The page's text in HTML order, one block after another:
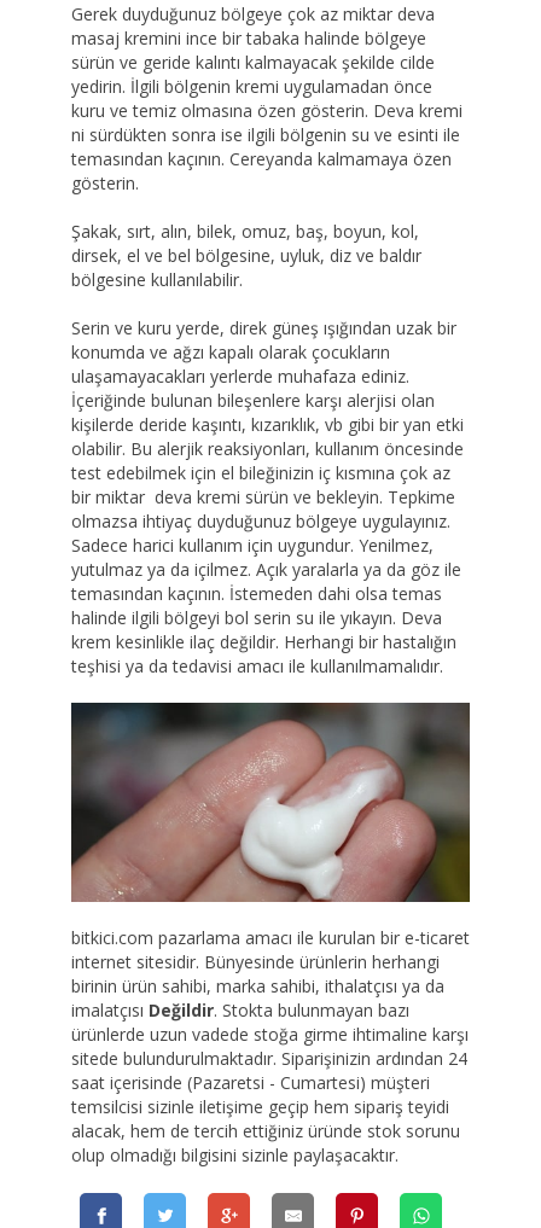
Gerek duyduğunuz bölgeye çok az miktar deva
masaj kremini ince bir tabaka halinde bölgeye
sürün ve geride kalıntı kalmayacak şekilde cilde
yedirin. İlgili bölgenin kremi uygulamadan önce
kuru ve temiz olmasına özen gösterin. Deva kremi
ni sürdükten sonra ise ilgili bölgenin su ve esinti ile
temasından kaçının. Cereyanda kalmamaya özen
gösterin.
Şakak, sırt, alın, bilek, omuz, baş, boyun, kol,
dirsek, el ve bel bölgesine, uyluk, diz ve baldır
bölgesine kullanılabilir.
Serin ve kuru yerde, direk güneş ışığından uzak bir
konumda ve ağzı kapalı olarak çocukların
ulaşamayacakları yerlerde muhafaza ediniz.
İçeriğinde bulunan bileşenlere karşı alerjisi olan
kişilerde deride kaşıntı, kızarıklık, vb gibi bir yan etki
olabilir. Bu alerjik reaksiyonları, kullanım öncesinde
test edebilmek için el bileğinizin iç kısmına çok az
bir miktar deva kremi sürün ve bekleyin. Tepkime
olmazsa ihtiyaç duyduğunuz bölgeye uygulayınız.
Sadece harici kullanım için uygundur. Yenilmez,
yutulmaz ya da içilmez. Açık yaralarla ya da göz ile
temasından kaçının. İstemeden dahi olsa temas
halinde ilgili bölgeyi bol serin su ile yıkayın. Deva
krem kesinlikle ilaç değildir. Herhangi bir hastalığın
teşhisi ya da tedavisi amacı ile kullanılmamalıdır.
bitkici.com pazarlama amacı ile kurulan bir e-ticaret
internet sitesidir. Bünyesinde ürünlerin herhangi
birinin ürün sahibi, marka sahibi, ithalatçısı ya da
imalatçısı Değildir. Stokta bulunmayan bazı
ürünlerde uzun vadede stoğa girme ihtimaline karşı
sitede bulundurulmaktadır. Siparişinizin ardından 24
saat içerisinde (Pazaretsi - Cumartesi) müşteri
temsilcisi sizinle iletişime geçip hem sipariş teyidi
alacak, hem de tercih ettiğiniz üründe stok sorunu
olup olmadığı bilgisini sizinle paylaşacaktır.